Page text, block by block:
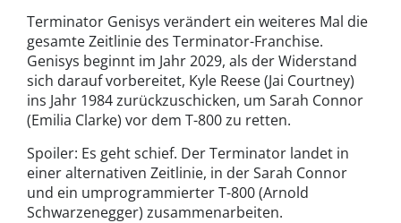
Terminator Genisys verändert ein weiteres Mal die
gesamte Zeitlinie des Terminator-Franchise.
Genisys beginnt im Jahr 2029, als der Widerstand
sich darauf vorbereitet, Kyle Reese (Jai Courtney)
ins Jahr 1984 zurückzuschicken, um Sarah Connor
(Emilia Clarke) vor dem T-800 zu retten.
Spoiler: Es geht schief. Der Terminator landet in
einer alternativen Zeitlinie, in der Sarah Connor
und ein umprogrammierter T-800 (Arnold
Schwarzenegger) zusammenarbeiten.